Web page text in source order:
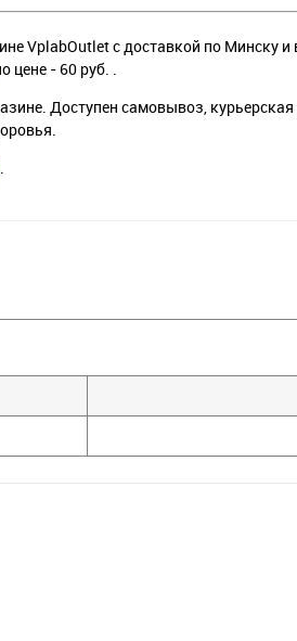
VplabOutlet с доставкой по Минску и
цене - 60 руб. .
Доступен самовывоз, курьерская
.